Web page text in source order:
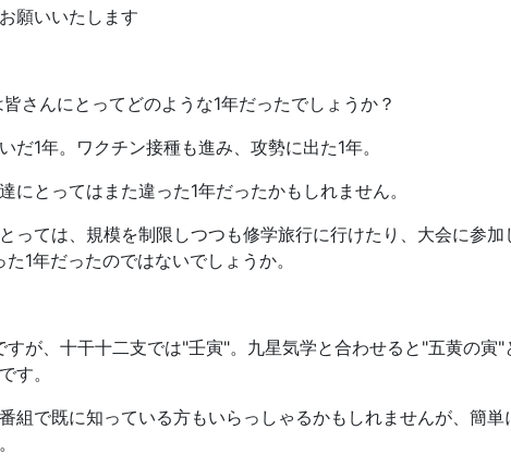
願いいたします
さんにとってどのような1年だったでしょうか？
だ1年。ワクチン接種も進み、攻勢に出た1年。
にとってはまた違った1年だったかもしれません。
っては、規模を制限しつつも修学旅行に行けたり、大会に参加
1年だったのではないでしょうか。
が、十干十二支では"壬寅"。九星気学と合わせると"五黄の寅"
す。
組で既に知っている方もいらっしゃるかもしれませんが、簡単